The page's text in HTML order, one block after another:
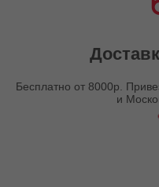
Бесплатно от 8000р.
и